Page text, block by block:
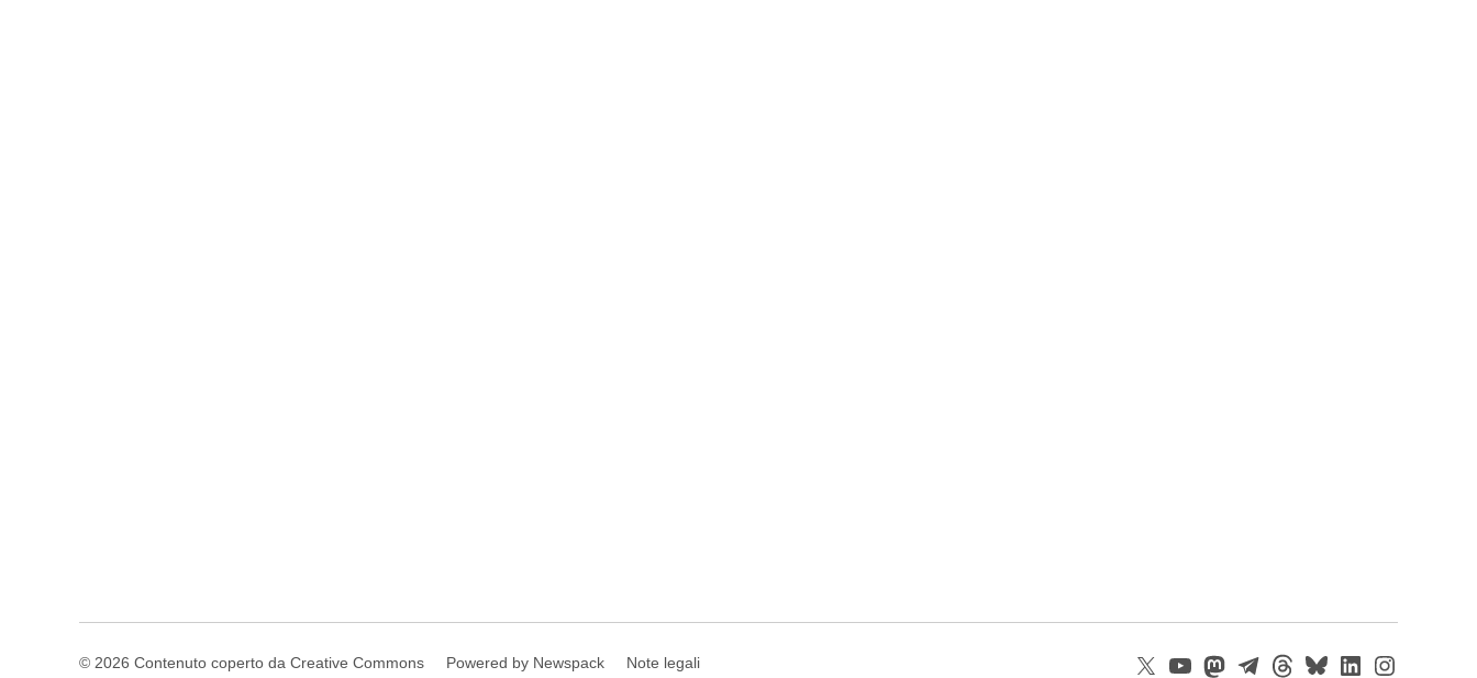
© 2026 Contenuto coperto da Creative Commons Powered by Newspack Note legali X YouTubeMastodonTelegramThreadsBlueskyLinkedInInstagram